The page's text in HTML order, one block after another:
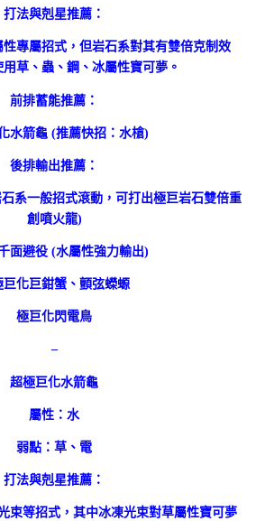
打法與剋星推薦：
專屬招式，但岩石系對其有雙倍克制效
草、蟲、鋼、冰屬性寶可夢。
前排蓄能推薦：
水箭龜 (推薦快招：水槍)
後排輸出推薦：
系一般招式滾動，可打出極巨岩石雙倍重
創噴火龍)
面避役 (水屬性強力輸出)
巨化巨鉗蟹、顫弦蠑螈
極巨化閃電鳥
–
超極巨化水箭龜
屬性：水
弱點：草、電
打法與剋星推薦：
束等招式，其中冰凍光束對草屬性寶可夢